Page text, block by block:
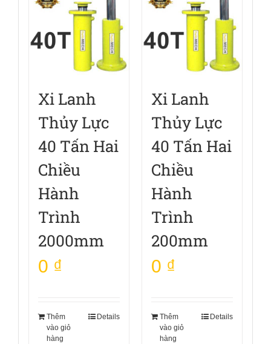
Xi Lanh
Thủy Lực
40 Tấn Hai
Chiều
Hành
Trình
2000mm
0 ₫
Thêm
vào giỏ
hàng
Details
Xi Lanh
Thủy Lực
40 Tấn Hai
Chiều
Hành
Trình
200mm
0 ₫
Thêm
vào giỏ
hàng
Details